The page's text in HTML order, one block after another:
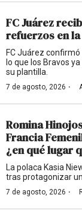
FC Juárez
refuerzos en la
FC Juárez
lo que los Bravos
su plantilla.
7 de agosto, 2026 ·
Romina
Francia
¿en qué lugar
La polaca Kasia
tras protagonizar
7 de agosto, 2026 ·